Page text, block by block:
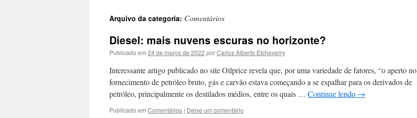
Arquivo da categoria: Comentários
Diesel: mais nuvens escuras no horizonte?
Publicado em 24 de março de 2022 porCarlos Alberto Etcheverry
Interessante artigo publicado no site Oilprice revela que, por uma variedade de fatores, “o aperto no
fornecimento de petróleo bruto, gás e carvão estava começando a se espalhar para os derivados de
petróleo, principalmente os destilados médios, entre os quais … Continue lendo →
Publicado em Comentários | Deixe um comentário